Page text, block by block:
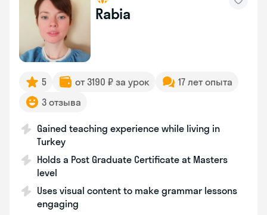
Rabia
5 от 3190 ₽ за урок
17 лет опыта
3 отзыва
Gained teaching experience while living in
Turkey
Holds a Post Graduate Certificate at Masters
level
Uses visual content to make grammar lessons
engaging